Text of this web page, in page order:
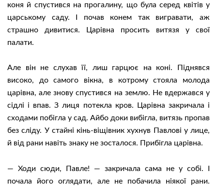
коня й спустився на прогалину, що була серед квітів у
царському саду. І почав конем так вигравати, аж
страшно дивитися. Царівна просить витязя у свої
палати.
Але він не слухав її, лиш гарцює на коні. Піднявся
високо, до самого вікна, в котрому стояла молода
царівна, але знову спустився на землю. Не вдержався у
сідлі і впав. З лиця потекла кров. Царівна закричала і
сходами побігла у сад. Айбо доки вибігла, витязь пропав
без сліду. У стайні кінь-віщівник хухнув Павлові у лице,
й від рани навіть знаку не зосталося. Прибігла царівна.
— Ходи сюди, Павле! — закричала сама не у собі. І
почала його оглядати, але не побачила ніякої рани.